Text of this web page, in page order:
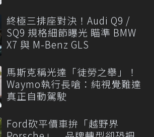
終極三排座對決！Audi Q9 /
SQ9 規格細節曝光 瞄準 BMW
X7 與 M-Benz GLS
馬斯克稱光達「徒勞之舉」！
Waymo執行長嗆：純視覺難達
真正自動駕駛
Ford砍平價車拚「越野界